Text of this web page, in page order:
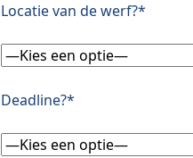
Locatie van de werf?*
Deadline?*